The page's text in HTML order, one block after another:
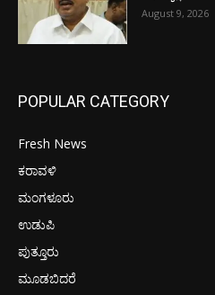
August 9, 2026
POPULAR CATEGORY
Fresh News
ಕರಾವಳಿ
ಮಂಗಳೂರು
ಉಡುಪಿ
ಪುತ್ತೂರು
ಮೂಡಬಿದರೆ